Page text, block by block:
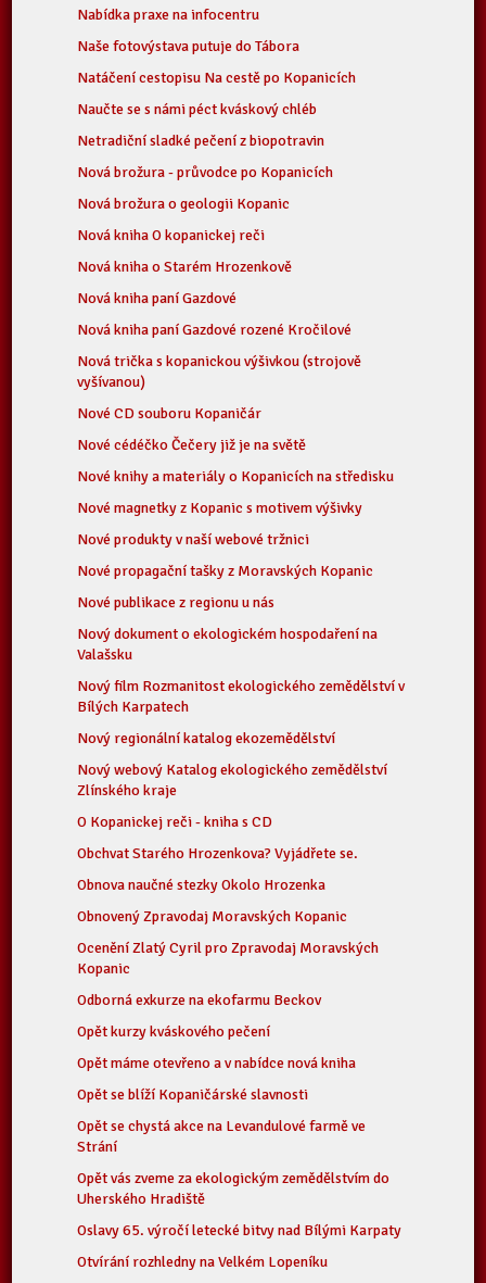
Nabídka praxe na infocentru
Naše fotovýstava putuje do Tábora
Natáčení cestopisu Na cestě po Kopanicích
Naučte se s námi péct kváskový chléb
Netradiční sladké pečení z biopotravin
Nová brožura - průvodce po Kopanicích
Nová brožura o geologii Kopanic
Nová kniha O kopanickej reči
Nová kniha o Starém Hrozenkově
Nová kniha paní Gazdové
Nová kniha paní Gazdové rozené Kročilové
Nová trička s kopanickou výšivkou (strojově
vyšívanou)
Nové CD souboru Kopaničár
Nové cédéčko Čečery již je na světě
Nové knihy a materiály o Kopanicích na středisku
Nové magnetky z Kopanic s motivem výšivky
Nové produkty v naší webové tržnici
Nové propagační tašky z Moravských Kopanic
Nové publikace z regionu u nás
Nový dokument o ekologickém hospodaření na
Valašsku
Nový film Rozmanitost ekologického zemědělství v
Bílých Karpatech
Nový regionální katalog ekozemědělství
Nový webový Katalog ekologického zemědělství
Zlínského kraje
O Kopanickej reči - kniha s CD
Obchvat Starého Hrozenkova? Vyjádřete se.
Obnova naučné stezky Okolo Hrozenka
Obnovený Zpravodaj Moravských Kopanic
Ocenění Zlatý Cyril pro Zpravodaj Moravských
Kopanic
Odborná exkurze na ekofarmu Beckov
Opět kurzy kváskového pečení
Opět máme otevřeno a v nabídce nová kniha
Opět se blíží Kopaničárské slavnosti
Opět se chystá akce na Levandulové farmě ve
Strání
Opět vás zveme za ekologickým zemědělstvím do
Uherského Hradiště
Oslavy 65. výročí letecké bitvy nad Bílými Karpaty
Otvírání rozhledny na Velkém Lopeníku